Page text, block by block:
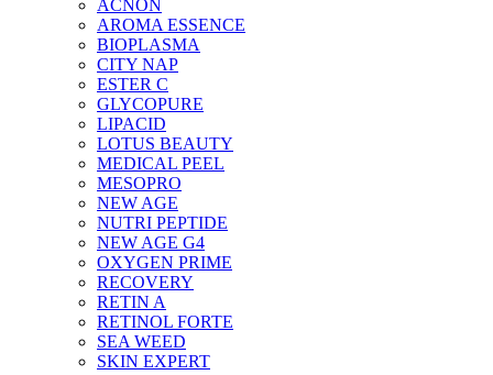
ACNON
AROMA ESSENCE
BIOPLASMA
CITY NAP
ESTER C
GLYCOPURE
LIPACID
LOTUS BEAUTY
MEDICAL PEEL
MESOPRO
NEW AGE
NUTRI PEPTIDE
NEW AGE G4
OXYGEN PRIME
RECOVERY
RETIN A
RETINOL FORTE
SEA WEED
SKIN EXPERT